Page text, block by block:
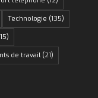
Technologie (135)
de travail(21)